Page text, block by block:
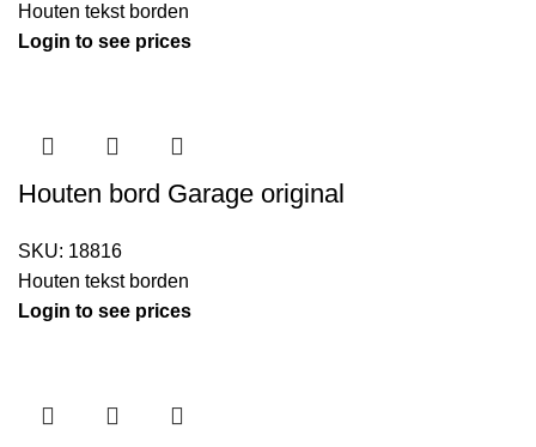
Houten tekst borden
Login to see prices
Houten bord Garage original
SKU: 18816
Houten tekst borden
Login to see prices